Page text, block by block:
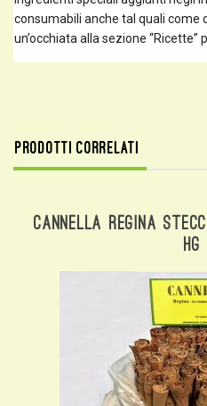
consumabili anche tal quali come
un’occhiata alla sezione “Ricette”
Prodotti correlati
Cannella Regina
Hg